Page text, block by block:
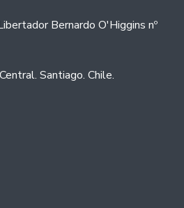
Bernardo O'Higgins nº
Santiago. Chile.